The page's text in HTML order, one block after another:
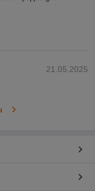
21.05.2025